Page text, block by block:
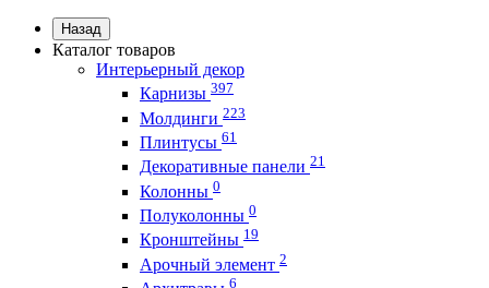
Назад
Каталог товаров
Интерьерный декор
Карнизы 397
Молдинги 223
Плинтусы 61
Декоративные панели 21
Колонны 0
Полуколонны 0
Кронштейны 19
Арочный элемент 2
6